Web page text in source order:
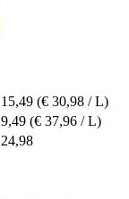
(€ 30,98 / L)
(€ 37,96 / L)